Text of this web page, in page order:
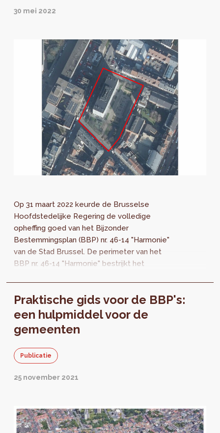
30 mei 2022
Op 31 maart 2022 keurde de Brusselse
Hoofdstedelijke Regering de volledige
opheffing goed van het Bijzonder
Bestemmingsplan (BBP) nr. 46-14 "Harmonie"
van de Stad Brussel. De perimeter van het
BBP nr. 46-14 "Harmonie" bestrijkt het
Praktische gids voor de BBP's:
een hulpmiddel voor de
gemeenten
Publicatie
25 november 2021